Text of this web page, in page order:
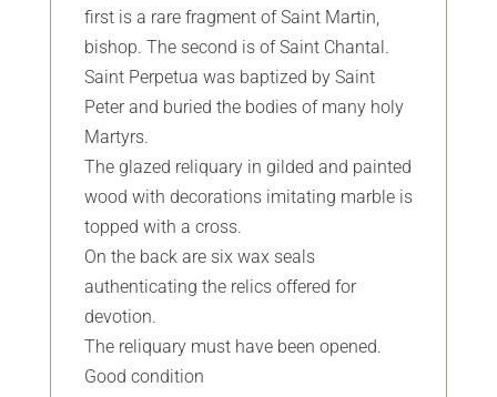
first is a rare fragment of Saint Martin,
bishop. The second is of Saint Chantal.
Saint Perpetua was baptized by Saint
Peter and buried the bodies of many holy
Martyrs.
The glazed reliquary in gilded and painted
wood with decorations imitating marble is
topped with a cross.
On the back are six wax seals
authenticating the relics offered for
devotion.
The reliquary must have been opened.
Good condition